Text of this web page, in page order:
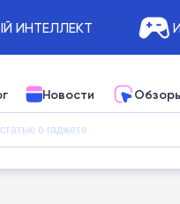
ИНТЕЛЛЕКТ
Новости